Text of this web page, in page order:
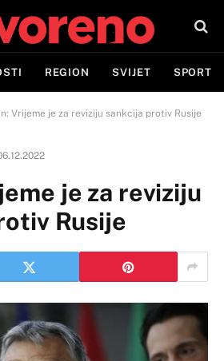
REGION SVIJET SPORT
Vrijeme je za reviziju sankcija protiv Rusije
je za reviziju
Rusije